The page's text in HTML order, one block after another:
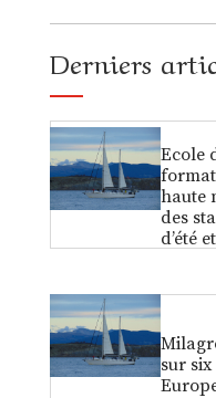
Derniers
Ecole
haute
des
d’été
sur